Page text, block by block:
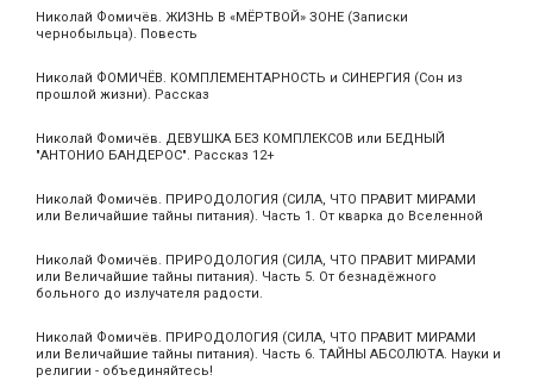
Николай Фомичёв. ЖИЗНЬ В «МЁРТВОЙ» ЗОНЕ (Записки
чернобыльца). Повесть
Николай ФОМИЧЁВ. КОМПЛЕМЕНТАРНОСТЬ и СИНЕРГИЯ (Сон из
прошлой жизни). Рассказ
Николай Фомичёв. ДЕВУШКА БЕЗ КОМПЛЕКСОВ или БЕДНЫЙ
"АНТОНИО БАНДЕРОС". Рассказ 12+
Николай Фомичёв. ПРИРОДОЛОГИЯ (СИЛА, ЧТО ПРАВИТ МИРАМИ
или Величайшие тайны питания). Часть 1. От кварка до Вселенной
Николай Фомичёв. ПРИРОДОЛОГИЯ (СИЛА, ЧТО ПРАВИТ МИРАМИ
или Величайшие тайны питания). Часть 5. От безнадёжного
больного до излучателя радости.
Николай Фомичёв. ПРИРОДОЛОГИЯ (СИЛА, ЧТО ПРАВИТ МИРАМИ
или Величайшие тайны питания). Часть 6. ТАЙНЫ АБСОЛЮТА. Науки и
религии - объединяйтесь!